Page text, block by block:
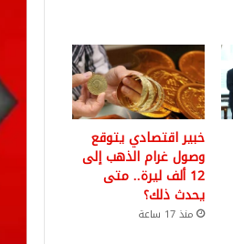
خبير اقتصادي يتوقع
وصول غرام الذهب إلى
12 ألف ليرة.. متى
يحدث ذلك؟
منذ 17 ساعة